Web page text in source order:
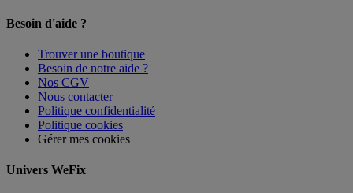
Besoin d'aide ?
Trouver une boutique
Besoin de notre aide ?
Nos CGV
Nous contacter
Politique confidentialité
Politique cookies
Gérer mes cookies
Univers WeFix